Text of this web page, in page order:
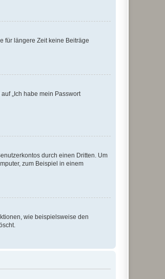
für längere Zeit keine Beiträge
„Ich habe mein Passwort
durch einen Dritten. Um
zum Beispiel in einem
wie beispielsweise den